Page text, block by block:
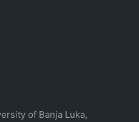
of Banja Luka,